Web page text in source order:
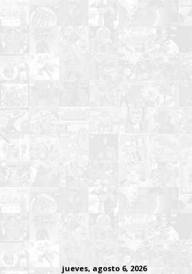
jueves, agosto 6, 2026